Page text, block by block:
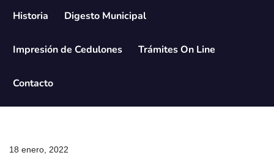
Historia Digesto Municipal
Impresión de Cedulones Trámites On Line
Contacto
18 enero, 2022